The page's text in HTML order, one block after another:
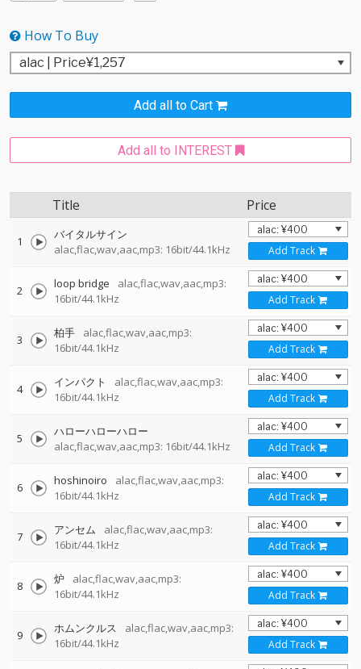
How To Buy
Add all to Cart
Add all to INTEREST
Title Price
1
バイタルサイン
alac,flac,wav,aac,mp3: 16bit/44.1kHz
Add Track
2 loop bridge
alac,flac,wav,aac,mp3:
16bit/44.1kHz
Add Track
3 柏手
alac,flac,wav,aac,mp3:
16bit/44.1kHz
Add Track
4 インパクト
alac,flac,wav,aac,mp3:
16bit/44.1kHz
Add Track
5
ハローハローハロー
alac,flac,wav,aac,mp3: 16bit/44.1kHz
Add Track
6 hoshinoiro
alac,flac,wav,aac,mp3:
16bit/44.1kHz
Add Track
7 アンセム
alac,flac,wav,aac,mp3:
16bit/44.1kHz
Add Track
8 炉
alac,flac,wav,aac,mp3:
16bit/44.1kHz
Add Track
9 ホムンクルス
alac,flac,wav,aac,mp3:
16bit/44.1kHz
Add Track